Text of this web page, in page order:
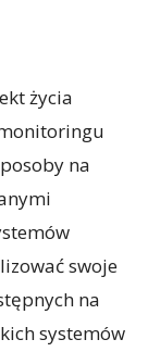
życia
na
swoje
na
systemów